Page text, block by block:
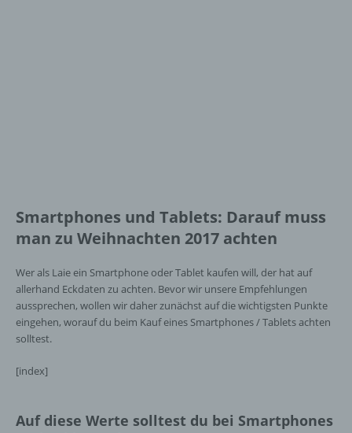
Smartphones und Tablets: Darauf muss
man zu Weihnachten 2017 achten
Wer als Laie ein Smartphone oder Tablet kaufen will, der hat auf
allerhand Eckdaten zu achten. Bevor wir unsere Empfehlungen
aussprechen, wollen wir daher zunächst auf die wichtigsten Punkte
eingehen, worauf du beim Kauf eines Smartphones / Tablets achten
solltest.
[index]
Auf diese Werte solltest du bei Smartphones